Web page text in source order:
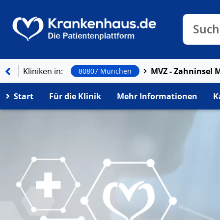
Kliniken in: 80807 München
Start Für die Klinik Mehr Informationen